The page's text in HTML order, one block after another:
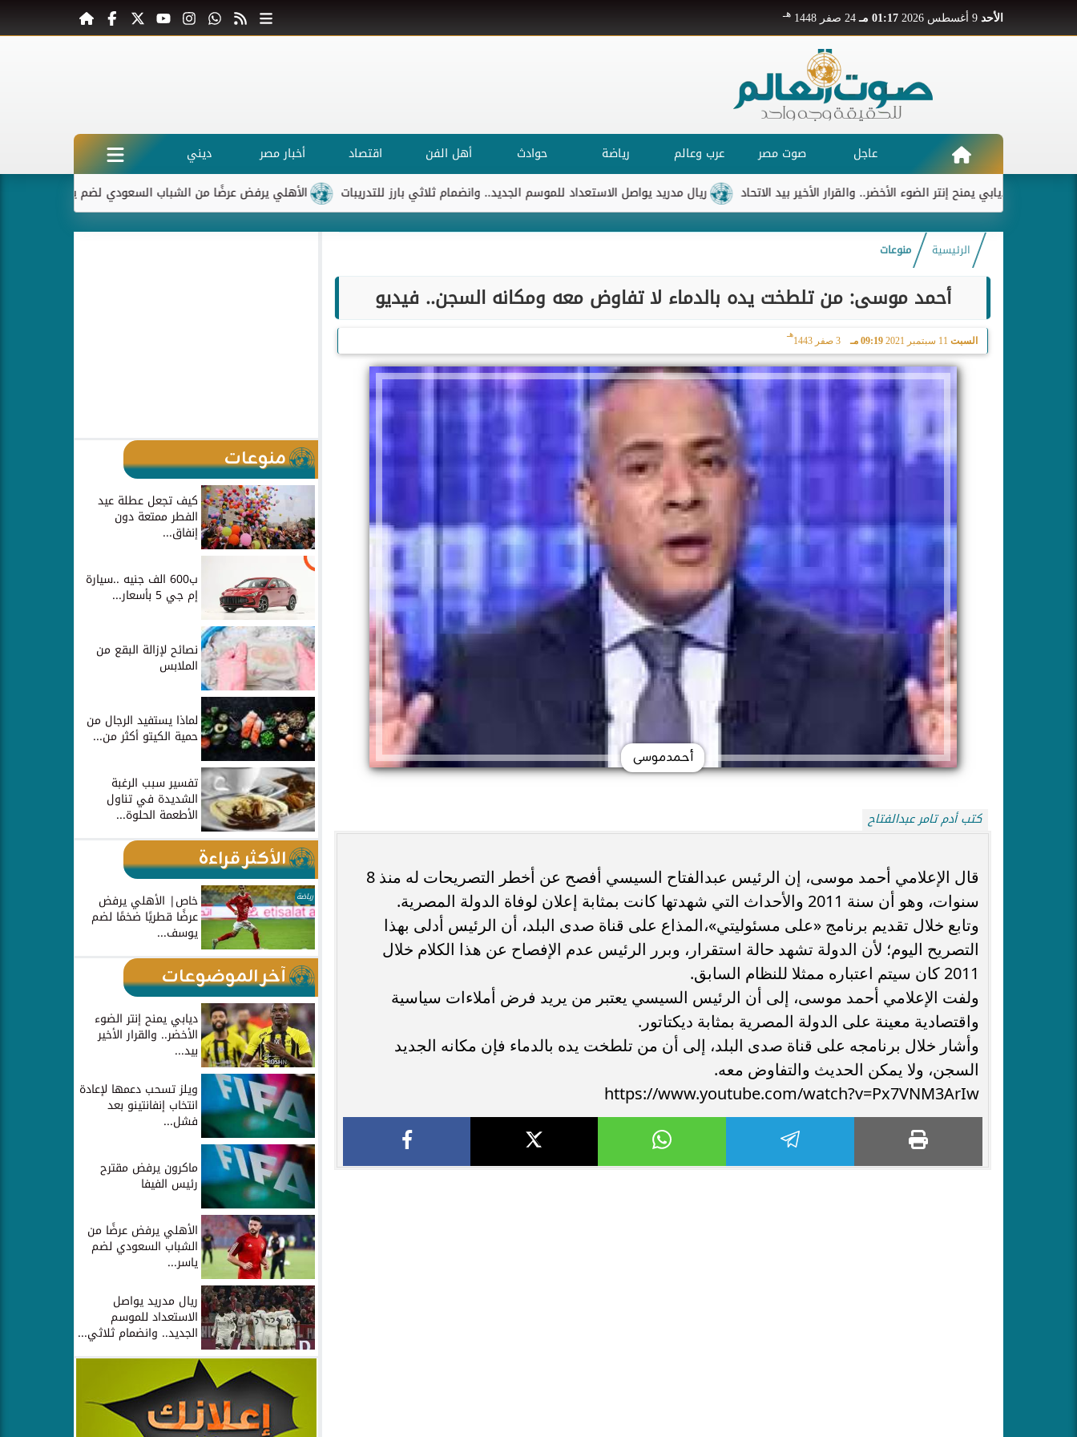
الأحد 01:17 مـ 24 صفر 1448 هـ
عاجل صوت مصر عرب وعالم رياضة حوادث أهل الفن اقتصاد أخبار مصر
ديني
الأهلي يرفض عرضًا من الشباب السعودي لضم ياسر إبراهيم ريال مدريد يواصل الاستعداد للموسم الجديد.. وانضمام ثلاثي بارز للتدريبات ديابي يمنح إنتر الضوء الأخضر.. والقرار الأخير بيد الاتحاد
الرئيسية منوعات
أحمد موسى: من تلطخت يده بالدماء لا تفاوض معه ومكانه السجن.. فيديو
السبت 09:19 مـ 3 صفر 1443
هـ
أحمدموسى
كتب أدم تامر عبدالفتاح
قال الإعلامي أحمد موسى، إن الرئيس عبدالفتاح السيسي أفصح عن أخطر التصريحات له منذ 8
سنوات، وهو أن سنة 2011 والأحداث التي شهدتها كانت بمثابة إعلان لوفاة الدولة المصرية.
وتابع خلال تقديم برنامج «على مسئوليتي»،المذاع على قناة صدى البلد، أن الرئيس أدلى بهذا
التصريح اليوم؛ لأن الدولة تشهد حالة استقرار، وبرر الرئيس عدم الإفصاح عن هذا الكلام خلال
2011 كان سيتم اعتباره ممثلا للنظام السابق.
ولفت الإعلامي أحمد موسى، إلى أن الرئيس السيسي يعتبر من يريد فرض أملاءات سياسية
واقتصادية معينة على الدولة المصرية بمثابة ديكتاتور.
وأشار خلال برنامجه على قناة صدى البلد، إلى أن من تلطخت يده بالدماء فإن مكانه الجديد
السجن، ولا يمكن الحديث والتفاوض معه.
https://www.youtube.com/watch?v=Px7VNM3ArIw
منوعات
كيف تجعل عطلة عيد
الفطر ممتعة دون
إنفاق...
ب600 الف جنيه ..سيارة
إم جي 5 بأسعار...
نصائح لإزالة البقع من
الملابس
لماذا يستفيد الرجال من
حمية الكيتو أكثر من...
تفسير سبب الرغبة
الشديدة في تناول
الأطعمة الحلوة...
الأكثر قراءة
رياضة خاص| الأهلي يرفض
عرضًا قطريًا ضخمًا لضم
يوسف...
آخر الموضوعات
ديابي يمنح إنتر الضوء
الأخضر.. والقرار الأخير
بيد...
ويلز تسحب دعمها لإعادة
انتخاب إنفانتينو بعد
فشل...
ماكرون يرفض مقترح
رئيس الفيفا
الأهلي يرفض عرضًا من
الشباب السعودي لضم
ياسر...
ريال مدريد يواصل
الاستعداد للموسم
الجديد.. وانضمام ثلاثي...